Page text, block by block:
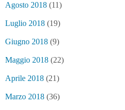
Agosto 2018 (11)
Luglio 2018 (19)
Giugno 2018 (9)
Maggio 2018 (22)
Aprile 2018 (21)
Marzo 2018 (36)